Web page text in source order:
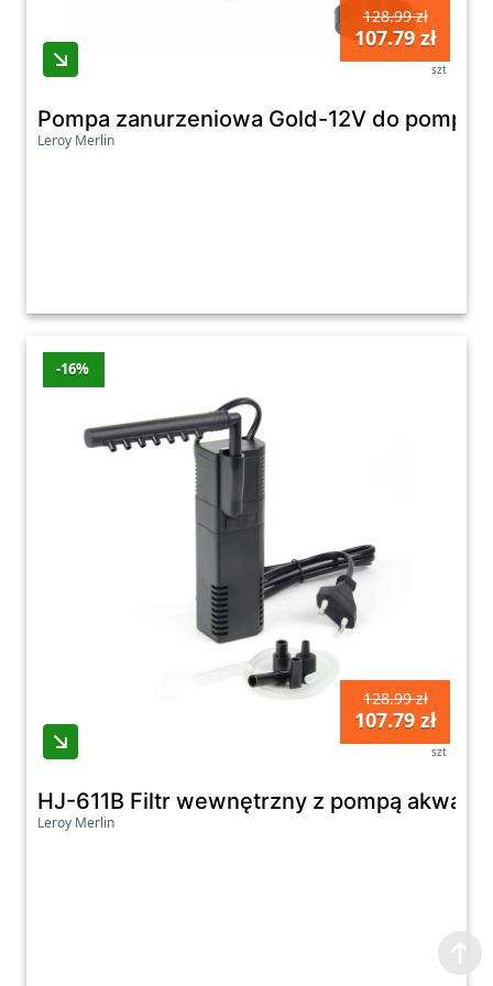
128.99 zł
107.79 zł
szt
Pompa zanurzeniowa Gold-12V do
Leroy Merlin
-16%
128.99 zł
107.79 zł
szt
HJ-611B Filtr wewnętrzny z pompą
Leroy Merlin